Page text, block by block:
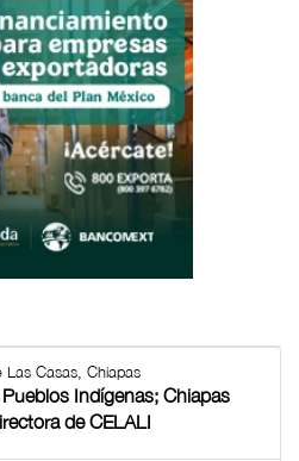
Las Casas, Chiapas
Indígenas; Chiapas
de CELALI